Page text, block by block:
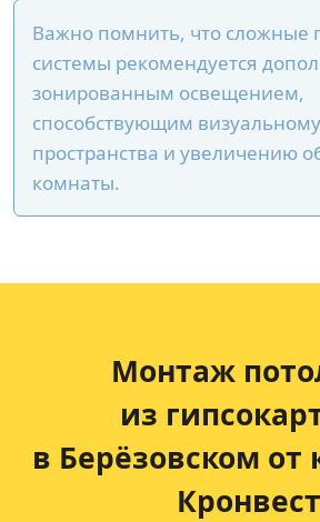
Важно помнить, что сложные
системы рекомендуется
зонированным освещением,
способствующим
пространства и увеличению
комнаты.
Монтаж
из
в Берёзовском от
Кронвест